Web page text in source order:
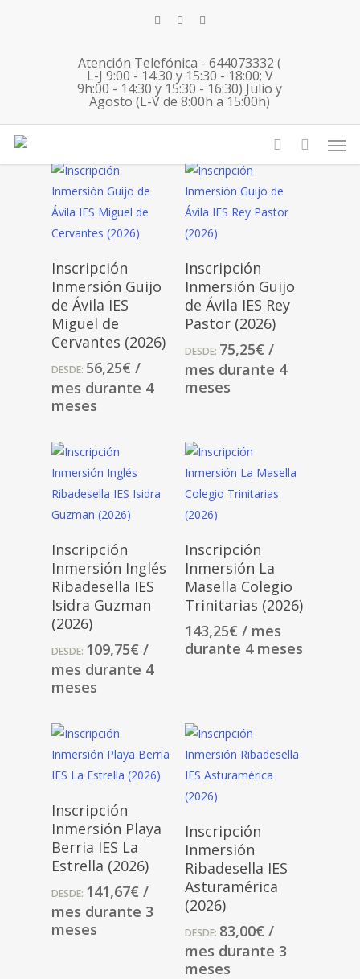
twitterfacebookinstagram
Atención Telefónica - 644073332 (
L-J 9:00 - 14:30 y 15:30 - 18:00; V
9h:00 - 14:30 y 15:30 - 16:30) Julio y
Agosto (L-V de 8:00h a 15:00h)
account
Actividades
Seleccionar
Opciones
Inscripción
Inmersión Guijo
de Ávila IES
Miguel de
Cervantes (2026)
DESDE: 56,25€ /
mes durante 4
meses
Seleccionar
Opciones
Inscripción
Inmersión Guijo
de Ávila IES Rey
Pastor (2026)
DESDE: 75,25€ /
mes durante 4
meses
Seleccionar
Opciones
Inscripción
Inmersión Inglés
Ribadesella IES
Isidra Guzman
(2026)
DESDE: 109,75€ /
mes durante 4
meses
Seleccionar
Opciones
Inscripción
Inmersión La
Masella Colegio
Trinitarias (2026)
143,25€ / mes
durante 4 meses
Seleccionar
Opciones
Inscripción
Inmersión Playa
Berria IES La
Estrella (2026)
DESDE: 141,67€ /
mes durante 3
meses
Seleccionar
Opciones
Inscripción
Inmersión
Ribadesella IES
Asturamérica
(2026)
DESDE: 83,00€ /
mes durante 3
meses